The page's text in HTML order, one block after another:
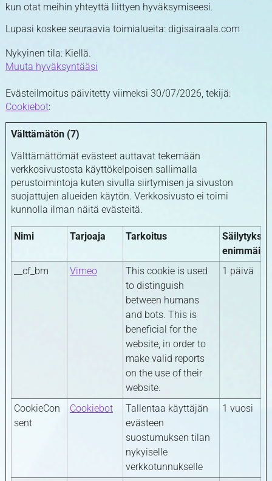
kun otat meihin yhteyttä liittyen hyväksymiseesi.
Lupasi koskee seuraavia toimialueita: digisairaala.com
Nykyinen tila: Kiellä.
Muuta hyväksyntääsi
Evästeilmoitus päivitetty viimeksi 30/07/2026, tekijä:
Cookiebot:
Välttämätön (7)
Välttämättömät evästeet auttavat tekemään
verkkosivustosta käyttökelpoisen sallimalla
perustoimintoja kuten sivulla siirtymisen ja sivuston
suojattujen alueiden käytön. Verkkosivusto ei toimi
kunnolla ilman näitä evästeitä.
Nimi Tarjoaja Tarkoitus
Säilytyksen
__cf_bm
Vimeo
This cookie is used
to distinguish
between humans
and bots. This is
beneficial for the
website, in order to
make valid reports
on the use of their
website.
1 päivä
CookieCon
sent
Cookiebot
Tallentaa käyttäjän
evästeen
suostumuksen tilan
nykyiselle
verkkotunnukselle
1 vuosi